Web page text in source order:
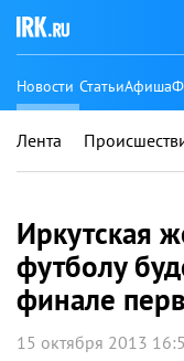
Новости СтатьиАфиша
Лента
Иркутская
футболу
финале
15 октября 2013